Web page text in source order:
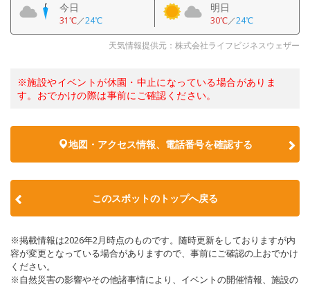
今日
31℃／24℃
明日
30℃／24℃
天気情報提供元：株式会社ライフビジネスウェザー
※施設やイベントが休園・中止になっている場合がありま
す。おでかけの際は事前にご確認ください。
地図・アクセス情報、電話番号を確認する
このスポットのトップへ戻る
※掲載情報は2026年2月時点のものです。随時更新をしておりますが内
容が変更となっている場合がありますので、事前にご確認の上おでかけ
ください。
※自然災害の影響やその他諸事情により、イベントの開催情報、施設の